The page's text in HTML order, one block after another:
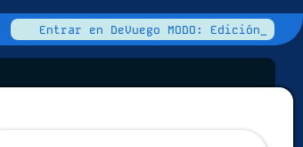
Entrar en DeVuego MODO: Edición_